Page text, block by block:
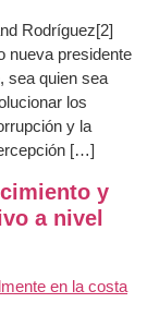
Rodríguez[2]
nueva presidente
sea quien sea
los
y la
[…]
y
a nivel